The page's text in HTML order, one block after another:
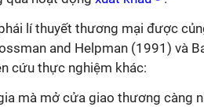
l í thuyết thương mại được
and Helpman (1991) và
cứu thực nghiệm khác:
mà mở cửa giao thương càng